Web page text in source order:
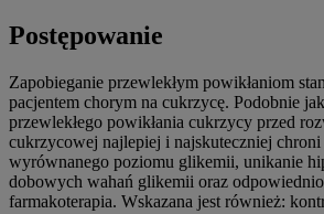
Postępowanie
Zapobieganie przewlekłym powikłaniom
pacjentem chorym na cukrzycę. Podobnie
przewlekłego powikłania cukrzycy przed
cukrzycowej najlepiej i najskuteczniej
wyrównanego poziomu glikemii, unikanie
dobowych wahań glikemii oraz
farmakoterapia. Wskazana jest również: